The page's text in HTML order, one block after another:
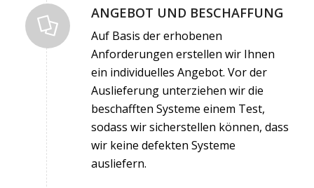
ANGEBOT UND BESCHAFFUNG
Auf Basis der erhobenen
Anforderungen erstellen wir Ihnen
ein individuelles Angebot. Vor der
Auslieferung unterziehen wir die
beschafften Systeme einem Test,
sodass wir sicherstellen können, dass
wir keine defekten Systeme
ausliefern.